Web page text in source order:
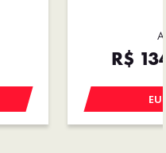
R$
EU